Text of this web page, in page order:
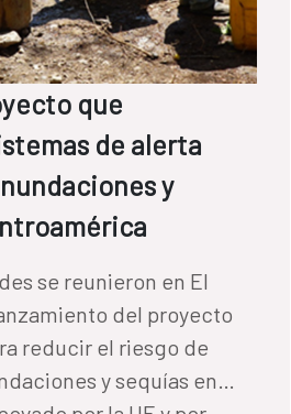
que
de alerta
y
se reunieron en El
del proyecto
reducir el riesgo de
y sequías en